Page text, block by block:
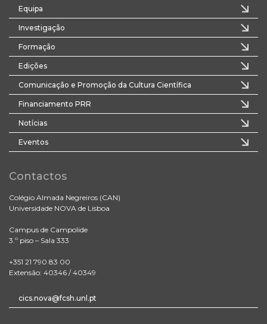
Equipa
Investigação
Formação
Edições
Comunicação e Promoção da Cultura Científica
Financiamento PRR
Notícias
Eventos
Contactos
Colégio Almada Negreiros (CAN)
Universidade NOVA de Lisboa
Campus de Campolide
3.º piso – Sala 333
+351 21 790 83 00
Extensão: 40346 / 40349
cics.nova@fcsh.unl.pt